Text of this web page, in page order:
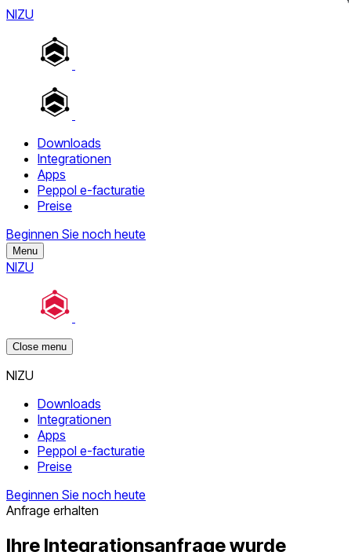
NIZU
Downloads
Integrationen
Apps
Peppol e-facturatie
Preise
Beginnen Sie noch heute
Menu
NIZU
Close menu
NIZU
Downloads
Integrationen
Apps
Peppol e-facturatie
Preise
Beginnen Sie noch heute
Anfrage erhalten
Ihre Integrationsanfrage wurde